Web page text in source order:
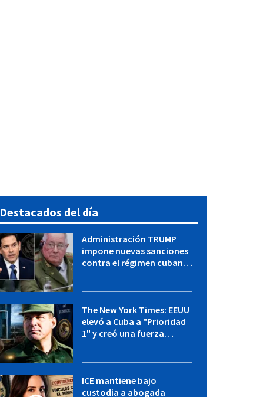
Destacados del día
Administración TRUMP
impone nuevas sanciones
contra el régimen cubano:
The New York Times: EEUU
elevó a Cuba a "Prioridad
1" y creó una fuerza
ICE mantiene bajo
custodia a abogada